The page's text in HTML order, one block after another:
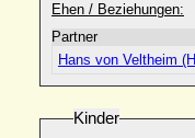
Ehen / Beziehungen:
Partner
Hans von Veltheim
Kinder